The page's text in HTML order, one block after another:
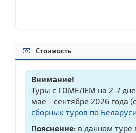
Стоимость
Внимание!
Туры с ГОМЕЛЕМ на 2-7
мае - сентябре 2026 года
сборных туров по Беларуси
Пояснение: в данном туре